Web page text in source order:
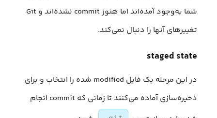
شما به‌وجود آمده‌اند اما هنوز commit نشده‌اند و Git
تغییرهای آنها را دنبال نمی‌کند.
staged state
در این مرحله یک فایل modified شده را انتخاب و برای
ذخیره‌سازی آماده می‌کنند تا زمانی که commit انجام